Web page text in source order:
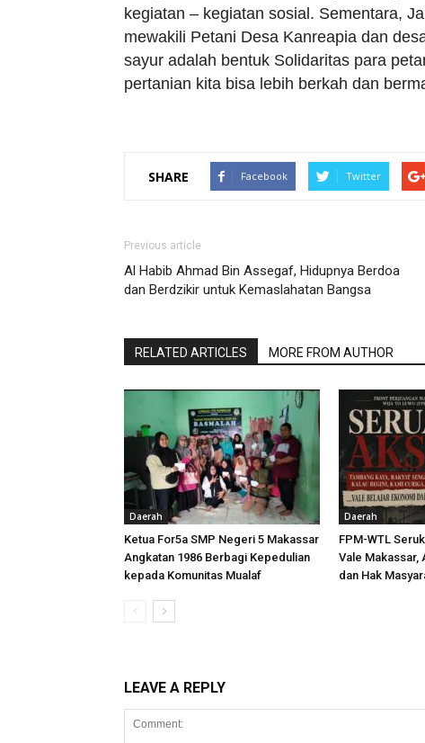
kegiatan – kegiatan sosial. Sementara,
mewakili Petani Desa Kanreapia dan
sayur adalah bentuk Solidaritas para
pertanian kita bisa lebih berkah dan
SHARE Facebook Twitter
Previous article
Al Habib Ahmad Bin Assegaf, Hidupnya Berdoa
dan Berdzikir untuk Kemaslahatan Bangsa
RELATED ARTICLES MORE FROM AUTHOR
Daerah
Ketua For5a SMP Negeri 5 Makassar
Angkatan 1986 Berbagi Kepedulian
kepada Komunitas Mualaf
Daerah
FPM-WTL
Vale Makassar,
dan Hak
LEAVE A REPLY